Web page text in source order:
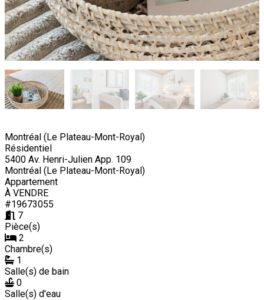
Montréal (Le Plateau-Mont-Royal)
Résidentiel
5400 Av. Henri-Julien App. 109
Montréal (Le Plateau-Mont-Royal)
Appartement
À VENDRE
#19673055
7
Pièce(s)
2
Chambre(s)
1
Salle(s) de bain
0
Salle(s) d'eau